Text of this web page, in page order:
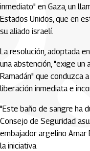
inmediato" en Gaza, un
Estados Unidos, que en
su aliado israelí.
La resolución, adoptada
una abstención, "exige
Ramadán" que conduzca
liberación inmediata e
"Este baño de sangre ha
Consejo de Seguridad
embajador argelino Amar
la iniciativa.